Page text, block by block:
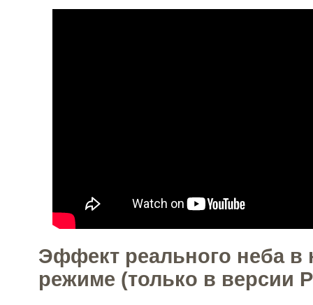
Эффект реального неба в
режиме (только в версии